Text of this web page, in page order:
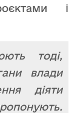
і
тоді,
влади
діяти